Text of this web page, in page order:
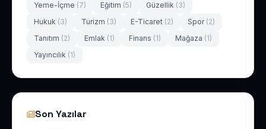
Yeme-İçme (7) Eğitim (5) Güzellik (3)
Hukuk (3) Turizm (3) E-Ticaret (2) Spor (2)
Tanıtım (2) Emlak (1) Finans (1) Mağaza (1)
Yayıncılık (1)
Son Yazılar